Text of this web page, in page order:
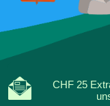
CHF 25